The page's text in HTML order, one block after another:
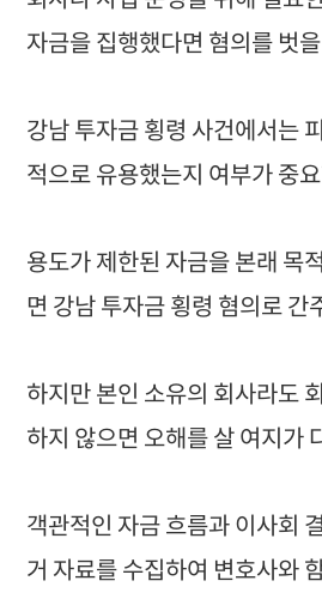
자금을 집행했다면 혐의를 벗
강남 투자금 횡령 사건에서는
적으로 유용했는지 여부가 중
용도가 제한된 자금을 본래 목
면 강남 투자금 횡령 혐의로 간
하지만 본인 소유의 회사라도
하지 않으면 오해를 살 여지가
객관적인 자금 흐름과 이사회
거 자료를 수집하여 변호사와